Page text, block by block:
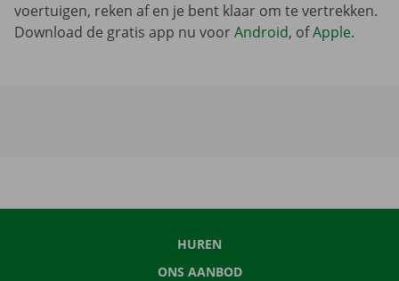
voertuigen, reken af en je bent klaar om te vertrekken.
Download de gratis app nu voorAndroid, ofApple.
HUREN
ONS AANBOD